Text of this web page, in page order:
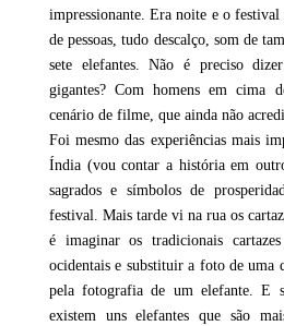
impressionante. Era noite e o
de pessoas, tudo descalço, som de
sete elefantes. Não é preciso
gigantes? Com homens em cima
cenário de filme, que ainda não
Foi mesmo das experiências mais
Índia (vou contar a história em
sagrados e símbolos de
festival. Mais tarde vi na rua os
é imaginar os tradicionais
ocidentais e substituir a foto de uma
pela fotografia de um elefante. E
existem uns elefantes que são